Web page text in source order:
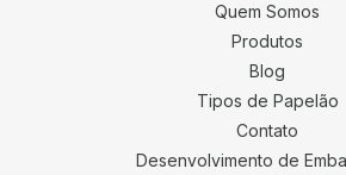
Quem Somos
Produtos
Blog
Tipos de Papelão
Contato
Desenvolvimento de